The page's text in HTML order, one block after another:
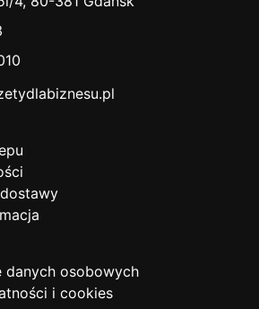
danych osobowych
i cookies